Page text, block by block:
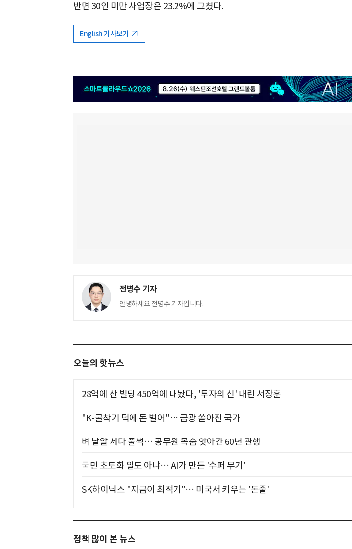
반면 30인 미만 사업장은 23.2%에 그쳤다.
English 기사보기
전병수 기자
안녕하세요 전병수 기자입니다.
오늘의 핫뉴스
28억에 산 빌딩 450억에 내놨다, '투자의 신' 내린 서장훈
"K-굴착기 덕에 돈 벌어"… 금광 쏟아진 국가
벼 낱알 세다 풀썩… 공무원 목숨 앗아간 60년 관행
국민 초토화 일도 아냐… AI가 만든 '수퍼 무기'
SK하이닉스 "지금이 최적기"… 미국서 키우는 '돈줄'
정책 많이 본 뉴스